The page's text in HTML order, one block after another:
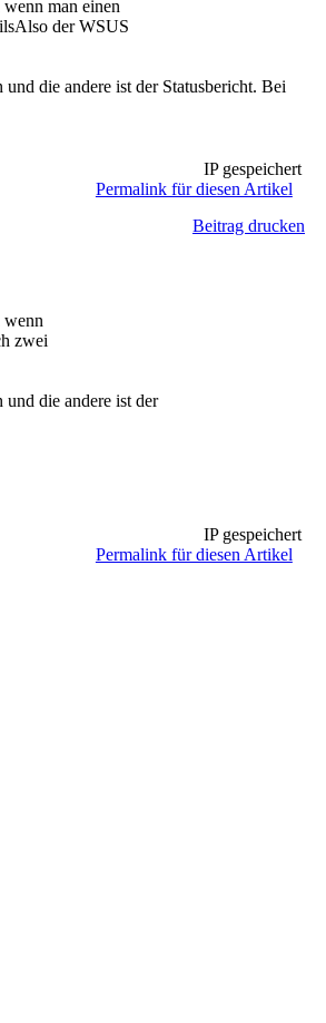
man einen
der WSUS
die andere ist der Statusbericht. Bei
IP gespeichert
Permalink für diesen Artikel
Beitrag drucken
wenn
zwei
die andere ist der
IP gespeichert
Permalink für diesen Artikel